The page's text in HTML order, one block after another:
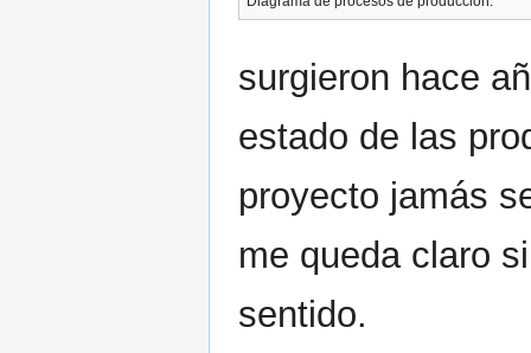
surgieron hace
estado de las
proyecto jamás
me queda claro
sentido.